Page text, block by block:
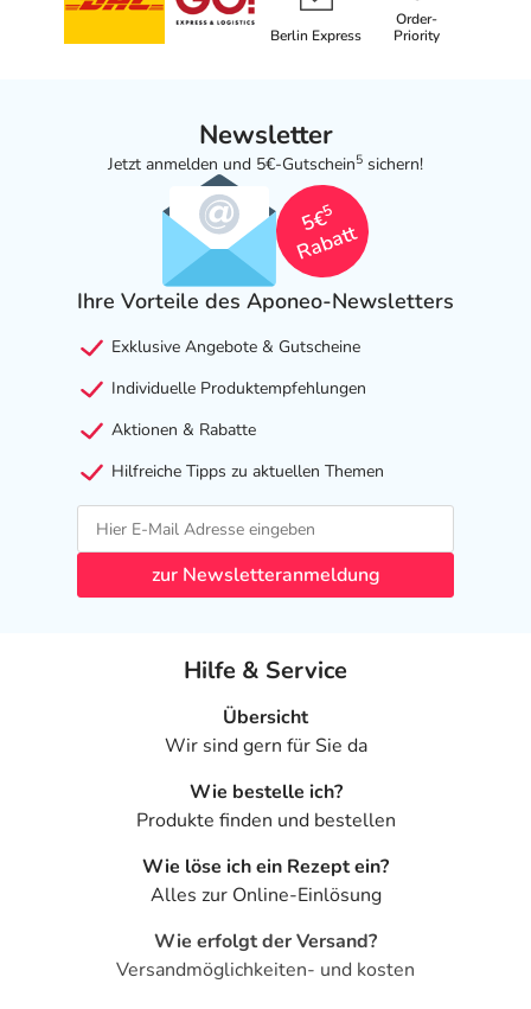
Berlin Express
Order-
Priority
Newsletter
Jetzt anmelden und 5€-Gutschein5 sichern!
5€
5
Rabatt
Ihre Vorteile des Aponeo-Newsletters
Exklusive Angebote & Gutscheine
Individuelle Produktempfehlungen
Aktionen & Rabatte
Hilfreiche Tipps zu aktuellen Themen
zur Newsletteranmeldung
Hilfe & Service
Übersicht
Wir sind gern für Sie da
Wie bestelle ich?
Produkte finden und bestellen
Wie löse ich ein Rezept ein?
Alles zur Online-Einlösung
Wie erfolgt der Versand?
Versandmöglichkeiten- und kosten